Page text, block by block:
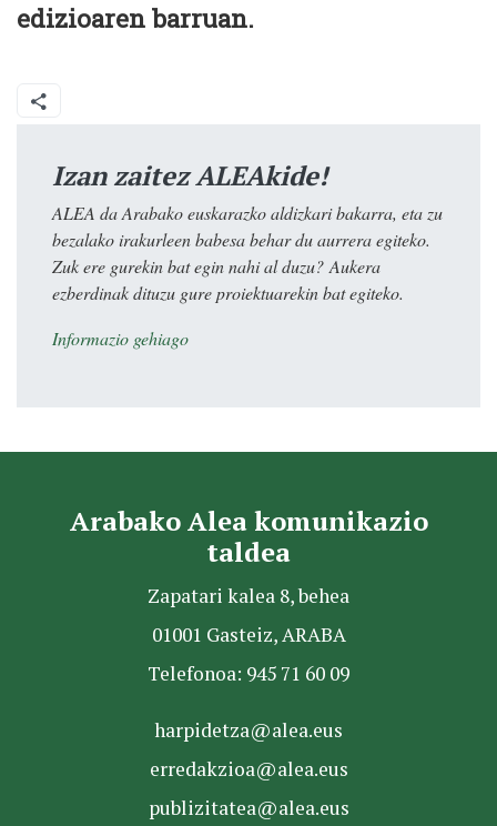
edizioaren barruan.
Izan zaitez ALEAkide!
ALEA da Arabako euskarazko aldizkari bakarra, eta zu
bezalako irakurleen babesa behar du aurrera egiteko.
Zuk ere gurekin bat egin nahi al duzu? Aukera
ezberdinak dituzu gure proiektuarekin bat egiteko.
Informazio gehiago
Arabako Alea komunikazio
taldea
Zapatari kalea 8, behea
01001 Gasteiz, ARABA
Telefonoa: 945 71 60 09
harpidetza@alea.eus
erredakzioa@alea.eus
publizitatea@alea.eus